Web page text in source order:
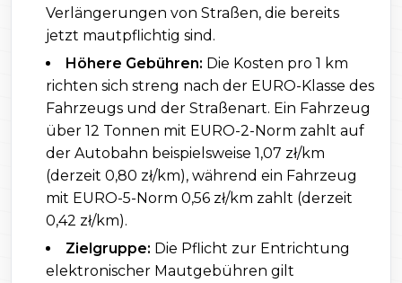
Verlängerungen von Straßen, die bereits
jetzt mautpflichtig sind.
Höhere Gebühren: Die Kosten pro 1 km
richten sich streng nach der EURO-Klasse des
Fahrzeugs und der Straßenart. Ein Fahrzeug
über 12 Tonnen mit EURO-2-Norm zahlt auf
der Autobahn beispielsweise 1,07 zł/km
(derzeit 0,80 zł/km), während ein Fahrzeug
mit EURO-5-Norm 0,56 zł/km zahlt (derzeit
0,42 zł/km).
Zielgruppe: Die Pflicht zur Entrichtung
elektronischer Mautgebühren gilt